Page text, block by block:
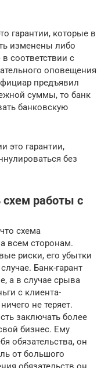
гарантии, которые в
изменены либо
соответствии с
оповещения
предъявил
суммы, то банк
банковскую
это гарантии,
без
схем работы с
схема
всем сторонам.
риски, его убытки
Банк-гарант
а в случае срыва
с клиента-
не теряет.
заключать более
бизнес. Ему
обязательства, он
от большого